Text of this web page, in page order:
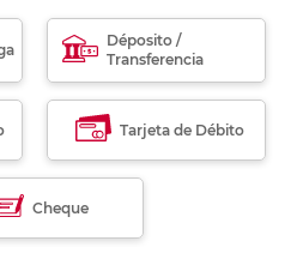
Déposito /
Transferencia
Tarjeta de Débito
Cheque